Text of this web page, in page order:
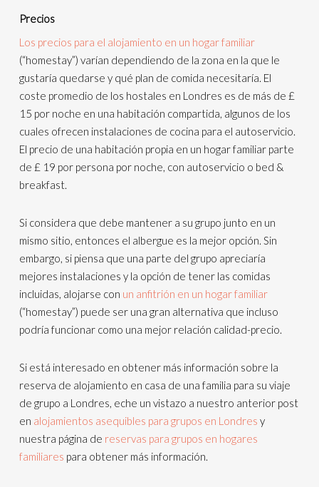
Precios
Los precios para el alojamiento en un hogar familiar
(“homestay”) varían dependiendo de la zona en la que le
gustaría quedarse y qué plan de comida necesitaría. El
coste promedio de los hostales en Londres es de más de £
15 por noche en una habitación compartida, algunos de los
cuales ofrecen instalaciones de cocina para el autoservicio.
El precio de una habitación propia en un hogar familiar parte
de £ 19 por persona por noche, con autoservicio o bed &
breakfast.
Si considera que debe mantener a su grupo junto en un
mismo sitio, entonces el albergue es la mejor opción. Sin
embargo, si piensa que una parte del grupo apreciaría
mejores instalaciones y la opción de tener las comidas
incluidas, alojarse con un anfitrión en un hogar familiar
(“homestay”) puede ser una gran alternativa que incluso
podría funcionar como una mejor relación calidad-precio.
Si está interesado en obtener más información sobre la
reserva de alojamiento en casa de una familia para su viaje
de grupo a Londres, eche un vistazo a nuestro anterior post
en alojamientos asequibles para grupos en Londres y
nuestra página de reservas para grupos en hogares
familiares para obtener más información.